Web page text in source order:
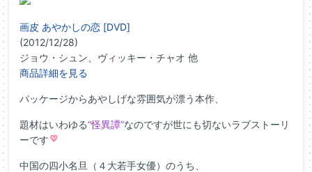
画皮 あやかしの恋 [DVD]
(2012/12/28)
ジョウ・シュン、ヴィッキー・チャオ 他
商品詳細を見る
パッケージからあやしげな雰囲気が漂う本作、
題材はいわゆる“怪異譚”なのですが世にも切ないラブストーリ
ーです
中国の四小名旦（４大若手女優）のうち、